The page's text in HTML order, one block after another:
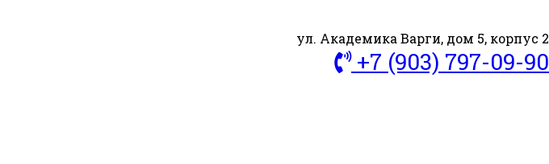
ул. Академика Варги, дом 5, корпус 2
+7 (903) 797-09-90